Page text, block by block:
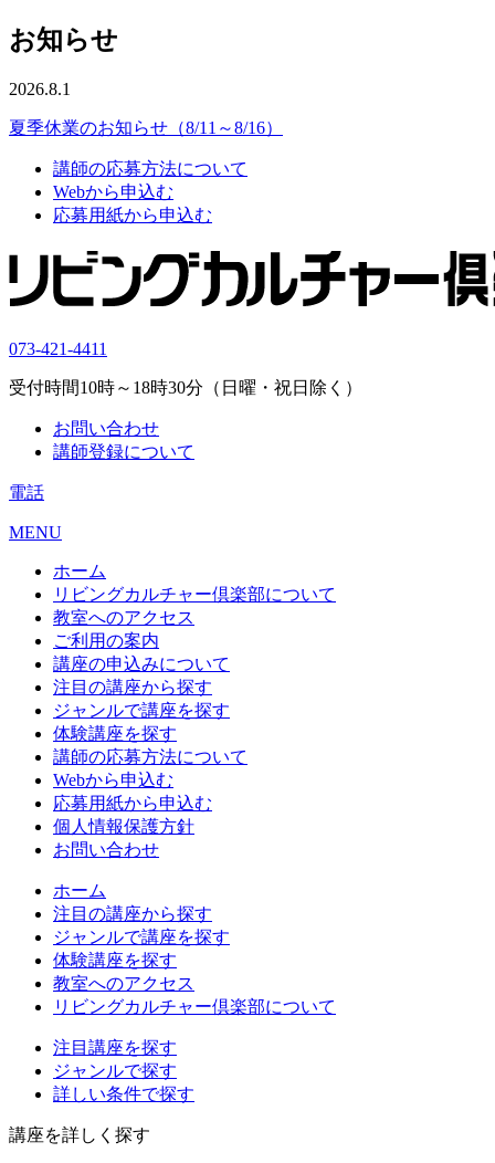
お知らせ
2026.8.1
夏季休業のお知らせ（8/11～8/16）
講師の応募方法について
Webから申込む
応募用紙から申込む
073-421-4411
受付時間10時～18時30分（日曜・祝日除く）
お問い合わせ
講師登録について
電話
MENU
ホーム
リビングカルチャー倶楽部について
教室へのアクセス
ご利用の案内
講座の申込みについて
注目の講座から探す
ジャンルで講座を探す
体験講座を探す
講師の応募方法について
Webから申込む
応募用紙から申込む
個人情報保護方針
お問い合わせ
ホーム
注目の講座から探す
ジャンルで講座を探す
体験講座を探す
教室へのアクセス
リビングカルチャー倶楽部について
注目講座を探す
ジャンルで探す
詳しい条件で探す
講座を詳しく探す